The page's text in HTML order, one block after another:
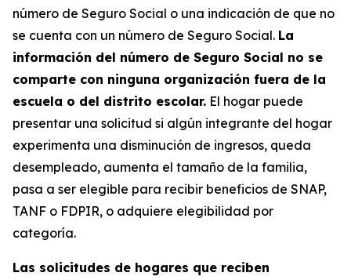
número de Seguro Social o una indicación de que no
se cuenta con un número de Seguro Social. La
información del número de Seguro Social no se
comparte con ninguna organización fuera de la
escuela o del distrito escolar. El hogar puede
presentar una solicitud si algún integrante del hogar
experimenta una disminución de ingresos, queda
desempleado, aumenta el tamaño de la familia,
pasa a ser elegible para recibir beneficios de SNAP,
TANF o FDPIR, o adquiere elegibilidad por
categoría.
Las solicitudes de hogares que reciben